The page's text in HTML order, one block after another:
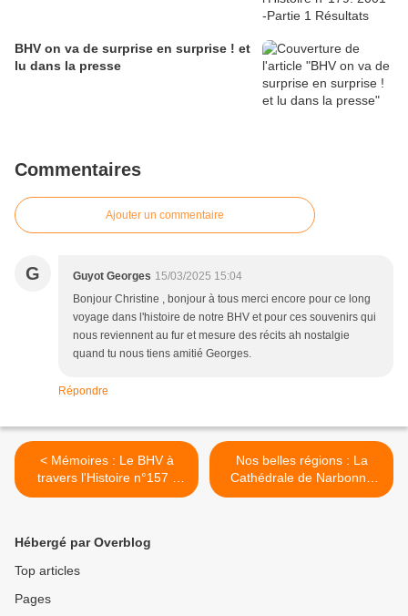
BHV on va de surprise en surprise ! et
lu dans la presse
Commentaires
Ajouter un commentaire
G Guyot Georges 15/03/2025 15:04
Bonjour Christine , bonjour à tous merci encore pour ce long
voyage dans l'histoire de notre BHV et pour ces souvenirs qui
nous reviennent au fur et mesure des récits ah nostalgie
quand tu nous tiens amitié Georges.
Répondre
< Mémoires : Le BHV à
travers l'Histoire n°157 :
1997 -Partie1
Nos belles régions : La
Cathédrale de Narbonne
par Patrick Léault. >
Hébergé par Overblog
Top articles
Pages